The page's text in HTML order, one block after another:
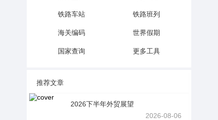
铁路车站 铁路班列
海关编码 世界假期
国家查询 更多工具
推荐文章
2026下半年外贸展望
2026-08-06